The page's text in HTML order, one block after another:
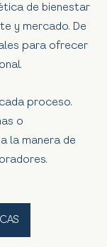
de bienestar
y mercado. De
para ofrecer
proceso.
o
la manera de